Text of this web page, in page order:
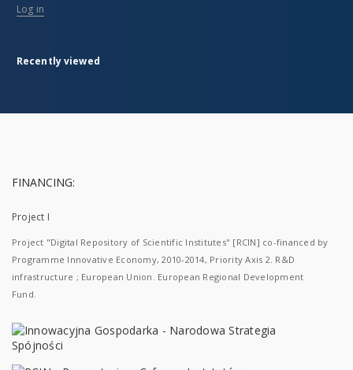
Log in
Recently viewed
FINANCING:
Project I
Project "Digital Repository of Scientific Institutes" [RCIN] co-financed by
Programme Innovative Economy, 2010-2014, Priority Axis 2. R&D
infrastructure ; European Union. European Regional Development
Fund.